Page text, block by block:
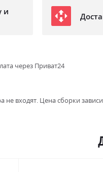
и
через Приват24
не входят. Цена сборки